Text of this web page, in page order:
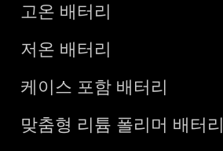
고온 배터리
저온 배터리
케이스 포함 배터리
맞춤형 리튬 폴리머 배터리